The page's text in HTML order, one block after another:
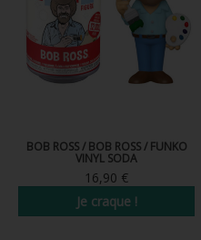
BOB ROSS / BOB ROSS / FUNKO
VINYL SODA
16,90 €
Je craque !